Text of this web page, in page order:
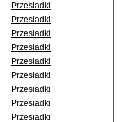
Przesiadki
Przesiadki
Przesiadki
Przesiadki
Przesiadki
Przesiadki
Przesiadki
Przesiadki
Przesiadki